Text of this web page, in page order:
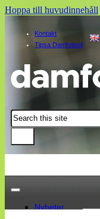
Hoppa till huvudinnehåll
Kontakt
Tipsa Damfotboll
Sök
Nyheter